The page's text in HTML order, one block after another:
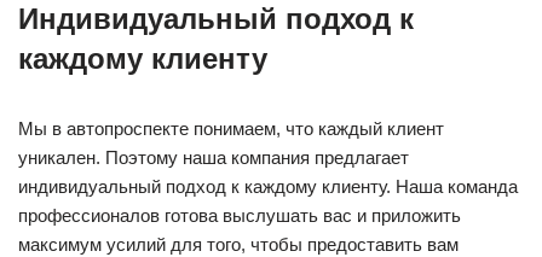
Индивидуальный подход к
каждому клиенту
Мы в автопроспекте понимаем, что каждый клиент
уникален. Поэтому наша компания предлагает
индивидуальный подход к каждому клиенту. Наша команда
профессионалов готова выслушать вас и приложить
максимум усилий для того, чтобы предоставить вам